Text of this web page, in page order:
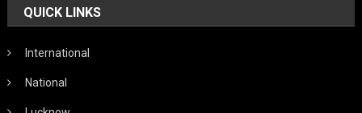
QUICK LINKS
International
National